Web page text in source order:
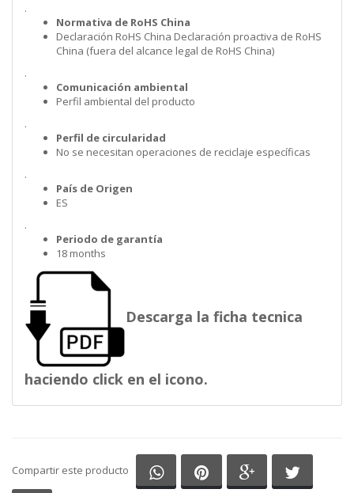
.
Normativa de RoHS China
Declaración RoHS China Declaración proactiva de RoHS
China (fuera del alcance legal de RoHS China)
.
Comunicación ambiental
Perfil ambiental del producto
.
Perfil de circularidad
No se necesitan operaciones de reciclaje específicas
.
País de Origen
ES
.
Periodo de garantía
18 months
Descarga la ficha tecnica
haciendo click en el icono.
Compartir este producto Compartir en Whatsapp
Compartir en Pinterest
Compartir en